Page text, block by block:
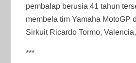
pembalap berusia 41 tahun
membela tim Yamaha MotoGP
Sirkuit Ricardo Tormo,
***